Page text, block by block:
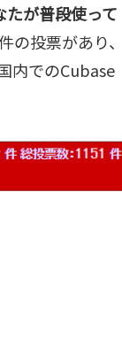
たが普段使って
投票があり、
内でのCubase